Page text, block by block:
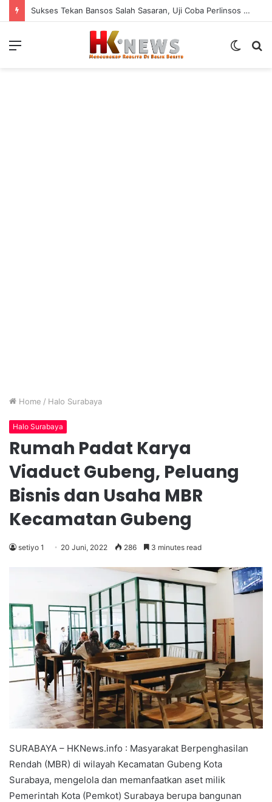
Sukses Tekan Bansos Salah Sasaran, Uji Coba Perlinsos Digital di Surabaya Hampir 100 Persen
Menu
Switch
Home / Halo Surabaya
Halo Surabaya
Rumah Padat Karya
Viaduct Gubeng, Peluang
Bisnis dan Usaha MBR
Kecamatan Gubeng
setiyo 1 20 Juni, 2022 286 3 minutes read
SURABAYA – HKNews.info : Masyarakat Berpenghasilan
Rendah (MBR) di wilayah Kecamatan Gubeng Kota
Surabaya, mengelola dan memanfaatkan aset milik
Pemerintah Kota (Pemkot) Surabaya berupa bangunan